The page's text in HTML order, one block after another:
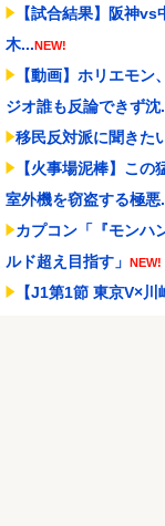
【試合結果】阪神
木...NEW!
【動画】ホリエモ
ジオ誰も反論できず沈
移民反対派に聞きた
【火事場泥棒】こ
室外機を窃盗する極悪
カプコン「『モンハ
ルド超え目指す」 NEW!
【J1第1節 東京V×